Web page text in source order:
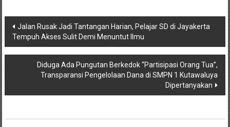
Post
navigation
Jalan Rusak Jadi Tantangan Harian, Pelajar SD di Jayakerta
Tempuh Akses Sulit Demi Menuntut Ilmu
Diduga Ada Pungutan Berkedok “Partisipasi Orang Tua”,
Transparansi Pengelolaan Dana di SMPN 1 Kutawaluya
Dipertanyakan